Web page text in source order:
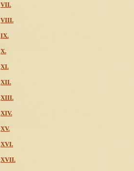
VII.
VIII.
IX.
X.
XI.
XII.
XIII.
XIV.
XV.
XVI.
XVII.